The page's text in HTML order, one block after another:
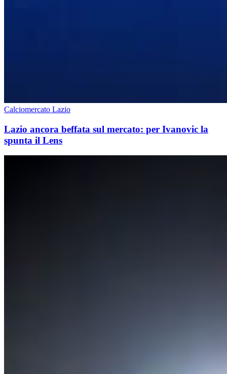
Calciomercato Lazio
Lazio ancora beffata sul mercato: per Ivanovic la
spunta il Lens